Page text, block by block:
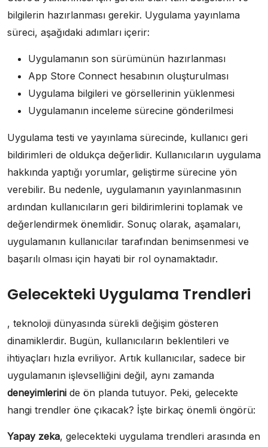
bilgilerin hazırlanması gerekir. Uygulama yayınlama
süreci, aşağıdaki adımları içerir:
Uygulamanın son sürümünün hazırlanması
App Store Connect hesabının oluşturulması
Uygulama bilgileri ve görsellerinin yüklenmesi
Uygulamanın inceleme sürecine gönderilmesi
Uygulama testi ve yayınlama sürecinde, kullanıcı geri
bildirimleri de oldukça değerlidir. Kullanıcıların uygulama
hakkında yaptığı yorumlar, geliştirme sürecine yön
verebilir. Bu nedenle, uygulamanın yayınlanmasının
ardından kullanıcıların geri bildirimlerini toplamak ve
değerlendirmek önemlidir. Sonuç olarak, aşamaları,
uygulamanın kullanıcılar tarafından benimsenmesi ve
başarılı olması için hayati bir rol oynamaktadır.
Gelecekteki Uygulama Trendleri
, teknoloji dünyasında sürekli değişim gösteren
dinamiklerdir. Bugün, kullanıcıların beklentileri ve
ihtiyaçları hızla evriliyor. Artık kullanıcılar, sadece bir
uygulamanın işlevselliğini değil, aynı zamanda
deneyimlerini de ön planda tutuyor. Peki, gelecekte
hangi trendler öne çıkacak? İşte birkaç önemli öngörü:
Yapay zeka, gelecekteki uygulama trendleri arasında en